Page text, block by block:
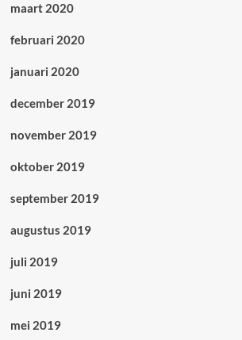
maart 2020
februari 2020
januari 2020
december 2019
november 2019
oktober 2019
september 2019
augustus 2019
juli 2019
juni 2019
mei 2019